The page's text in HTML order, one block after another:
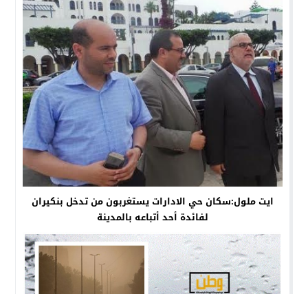
ايت ملول:سكان حي الادارات يستغربون من تدخل بنكيران
لفائدة أحد أتباعه بالمدينة‎